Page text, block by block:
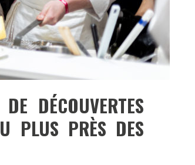
DÉCOUVERTES
PLUS PRÈS DES